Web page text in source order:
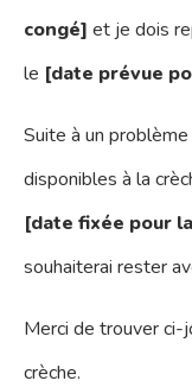
congé] et je dois
le [date prévue
Suite à un
disponibles à la
[date fixée pour
souhaiterai rester
Merci de trouver ci-
crèche.